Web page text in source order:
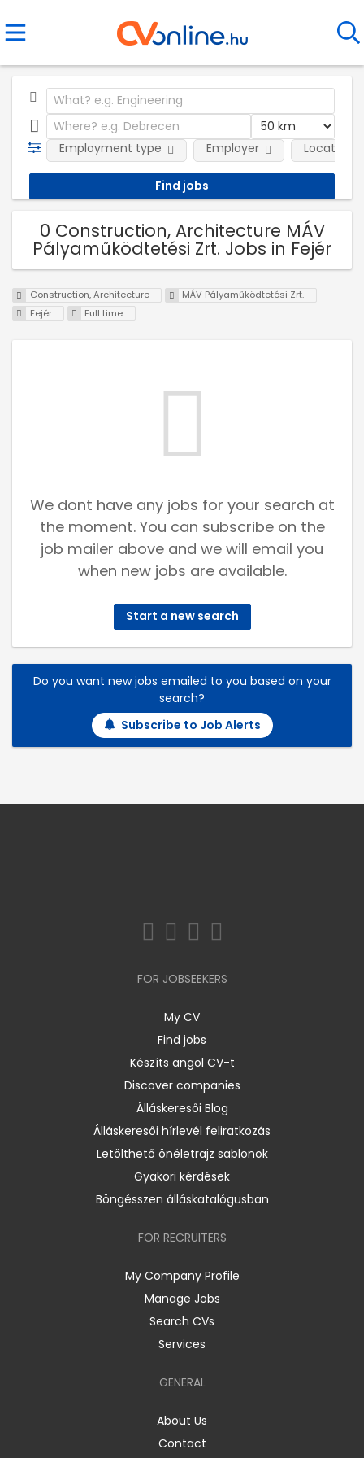
Employment type Employer Location
0 Construction, Architecture MÁV
Pályaműködtetési Zrt. Jobs in Fejér
Construction, Architecture
MÁV Pályaműködtetési Zrt.
Fejér
Full time
We dont have any jobs for your search at
the moment. You can subscribe on the
job mailer above and we will email you
when new jobs are available.
Start a new search
Do you want new jobs emailed to you based on your
search?
Subscribe to Job Alerts
FOR JOBSEEKERS
My CV
Find jobs
Készíts angol CV-t
Discover companies
Álláskeresői Blog
Álláskeresői hírlevél feliratkozás
Letölthető önéletrajz sablonok
Gyakori kérdések
Böngésszen álláskatalógusban
FOR RECRUITERS
My Company Profile
Manage Jobs
Search CVs
Services
GENERAL
About Us
Contact